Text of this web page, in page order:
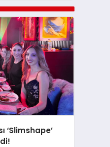
‘Slimshape’